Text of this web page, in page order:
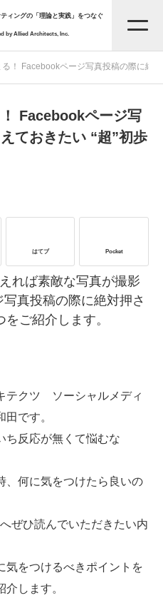
ィングの「理論と実践」をつなぐ
by Allied Architects, Inc.
一覧
探す
ち資料
ス資料
る！ Facebookページ写真投稿の際に絶
！ Facebookページ写
ておきたい “超”初歩
はてブ Pocket
れば素敵な写真が撮影
真投稿の際に絶対押さ
ご紹介します。
テクツ ソーシャルメディ
です。
ち反応が無くて悩むな
、何に気をつけたら良いの
ぜひ読んでいただきたい内
気をつけるべきポイントを
します。